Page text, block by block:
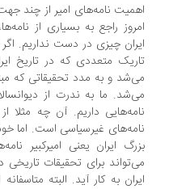
نامه‌های امیر از چند جهت
راجع به بسیاری از نامه‌ها،
چیزی در دست نداریم. اگر
متعددی که در تاریخ ایران
و به مدد تحقیقاتی که مبتنی بر
ما به ندرت از دیوانسالاران و
داریم. آن چه مثلا از
غیرسیاسی است. اما
ایران یعنی امیرکبیر
برای تحقیقات تاریخی در یکی
به کار‌ آید. البته متاسفانه این